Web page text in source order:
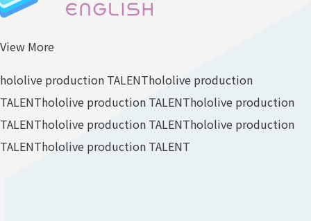
View More
hololive production TALENThololive production
TALENThololive production TALENThololive production
TALENThololive production TALENThololive production
TALENThololive production TALENT